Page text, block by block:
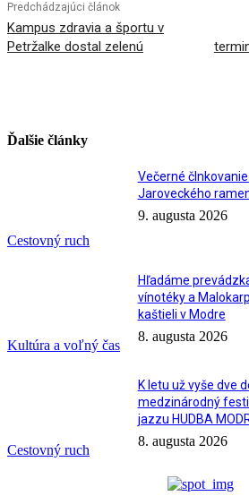
Predchádzajúci článok
Kampus zdravia a športu v
Petržalke dostal zelenú
Ďalšie články
Cestovný ruch
Večerné
Jaroveckého
9. augusta 2026
Kultúra a voľný čas
Hľadáme
vínotéky a
kaštieli v Modre
8. augusta 2026
Cestovný ruch
K letu už vyše dve
medzinárodný
jazzu HUDBA
8. augusta 2026